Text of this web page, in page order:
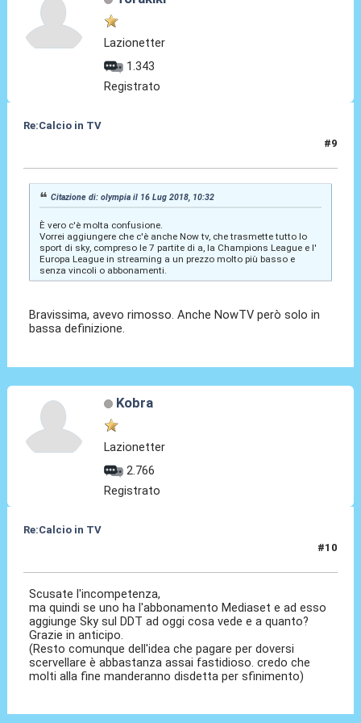
Lazionetter
1.343
Registrato
Re:Calcio in TV
#9
Citazione di: olympia il 16 Lug 2018, 10:32
È vero c'è molta confusione.
Vorrei aggiungere che c'è anche Now tv, che trasmette tutto lo
sport di sky, compreso le 7 partite di a, la Champions League e l'
Europa League in streaming a un prezzo molto più basso e
senza vincoli o abbonamenti.
Bravissima, avevo rimosso. Anche NowTV però solo in
bassa definizione.
Kobra
Lazionetter
2.766
Registrato
Re:Calcio in TV
#10
Scusate l'incompetenza,
ma quindi se uno ha l'abbonamento Mediaset e ad esso
aggiunge Sky sul DDT ad oggi cosa vede e a quanto?
Grazie in anticipo.
(Resto comunque dell'idea che pagare per doversi
scervellare è abbastanza assai fastidioso. credo che
molti alla fine manderanno disdetta per sfinimento)